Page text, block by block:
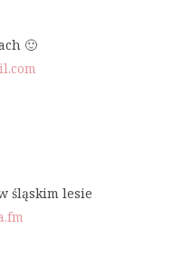
🙂
śląskim lesie